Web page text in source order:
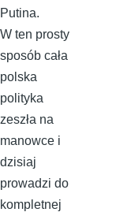
Putina.
W ten prosty
sposób cała
polska
polityka
zeszła na
manowce i
dzisiaj
prowadzi do
kompletnej